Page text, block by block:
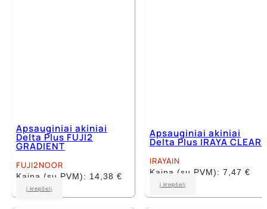
Apsauginiai akiniai
Delta Plus FUJI2
GRADIENT
FUJI2NOOR
Kaina (su PVM): 14,38 €
Į krepšelį
Apsauginiai akiniai
Delta Plus IRAYA CLEAR
IRAYAIN
Kaina (su PVM): 7,47 €
Į krepšelį